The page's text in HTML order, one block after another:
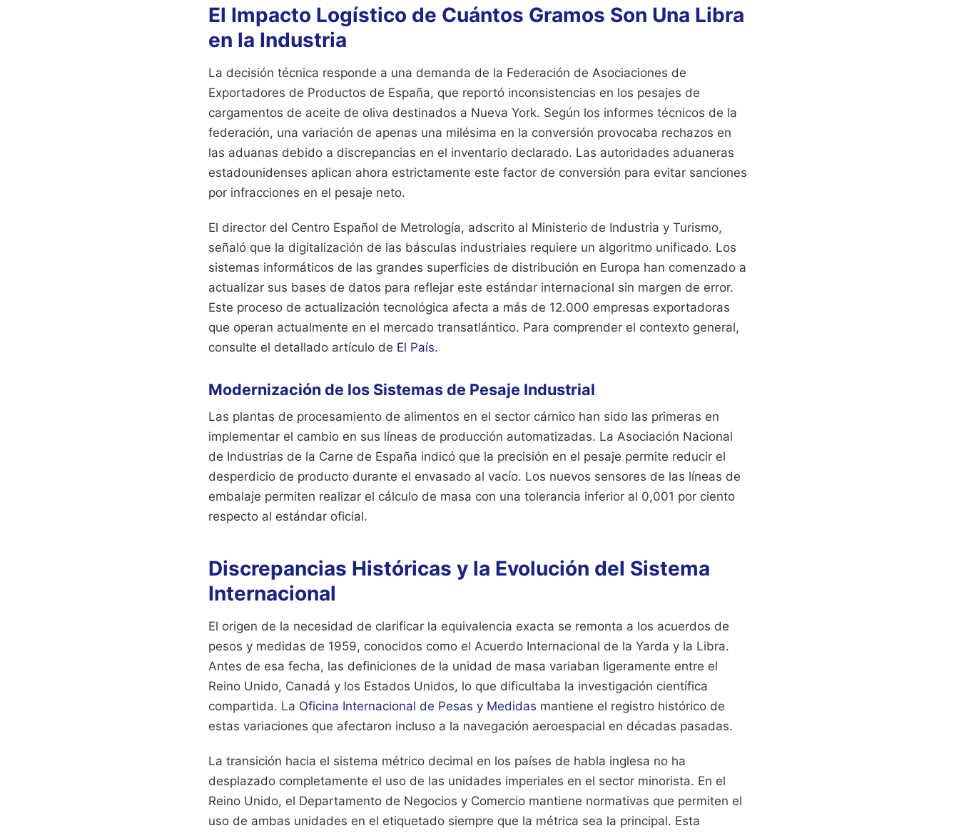
El Impacto Logístico de Cuántos Gramos Son Una Libra
en la Industria
La decisión técnica responde a una demanda de la Federación de Asociaciones de
Exportadores de Productos de España, que reportó inconsistencias en los pesajes de
cargamentos de aceite de oliva destinados a Nueva York. Según los informes técnicos de la
federación, una variación de apenas una milésima en la conversión provocaba rechazos en
las aduanas debido a discrepancias en el inventario declarado. Las autoridades aduaneras
estadounidenses aplican ahora estrictamente este factor de conversión para evitar sanciones
por infracciones en el pesaje neto.
El director del Centro Español de Metrología, adscrito al Ministerio de Industria y Turismo,
señaló que la digitalización de las básculas industriales requiere un algoritmo unificado. Los
sistemas informáticos de las grandes superficies de distribución en Europa han comenzado a
actualizar sus bases de datos para reflejar este estándar internacional sin margen de error.
Este proceso de actualización tecnológica afecta a más de 12.000 empresas exportadoras
que operan actualmente en el mercado transatlántico. Para comprender el contexto general,
consulte el detallado artículo de El País.
Modernización de los Sistemas de Pesaje Industrial
Las plantas de procesamiento de alimentos en el sector cárnico han sido las primeras en
implementar el cambio en sus líneas de producción automatizadas. La Asociación Nacional
de Industrias de la Carne de España indicó que la precisión en el pesaje permite reducir el
desperdicio de producto durante el envasado al vacío. Los nuevos sensores de las líneas de
embalaje permiten realizar el cálculo de masa con una tolerancia inferior al 0,001 por ciento
respecto al estándar oficial.
Discrepancias Históricas y la Evolución del Sistema
Internacional
El origen de la necesidad de clarificar la equivalencia exacta se remonta a los acuerdos de
pesos y medidas de 1959, conocidos como el Acuerdo Internacional de la Yarda y la Libra.
Antes de esa fecha, las definiciones de la unidad de masa variaban ligeramente entre el
Reino Unido, Canadá y los Estados Unidos, lo que dificultaba la investigación científica
compartida. La Oficina Internacional de Pesas y Medidas mantiene el registro histórico de
estas variaciones que afectaron incluso a la navegación aeroespacial en décadas pasadas.
La transición hacia el sistema métrico decimal en los países de habla inglesa no ha
desplazado completamente el uso de las unidades imperiales en el sector minorista. En el
Reino Unido, el Departamento de Negocios y Comercio mantiene normativas que permiten el
uso de ambas unidades en el etiquetado siempre que la métrica sea la principal. Esta